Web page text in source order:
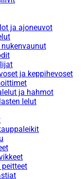
ja ajoneuvot
nukenvaunut
ja keppihevoset
ja hahmot
lelut